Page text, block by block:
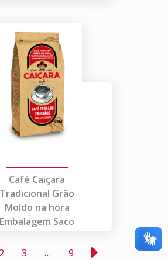
Café Caiçara
Tradicional Grão
Moído na hora
Embalagem Saco
2 3 … 9